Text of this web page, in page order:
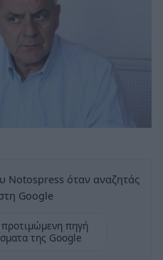
Notospress όταν αναζητάς
Google
πηγή
της Google